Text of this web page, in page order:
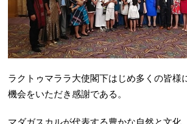
ラクトゥマララ大使閣下はじめ多くの皆様
機会をいただき感謝である。
マダガスカルが代表する豊かな自然と文化